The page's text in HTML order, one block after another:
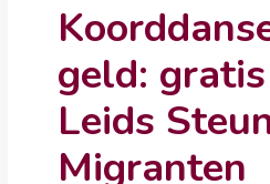
geld:
Leids
Migranten